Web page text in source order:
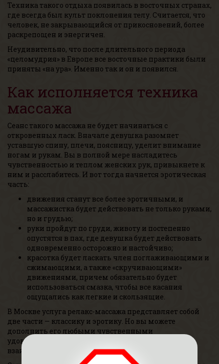
Техника такого отдыха появилась в восточных странах,
где всегда был культ поклонения телу. Считается, что
человек, не закрывающийся от прикосновений, более
раскрепощен и энергичен.
Неудивительно, что после длительного периода
«целомудрия» в Европе все восточные практики были
приняты «на ура». Именно так и он и появился.
Как исполняется техника
массажа
Сеанс такого массажа не будет начинаться с
откровенных ласк. Вначале девушка разомнет
уставшую спину, плечи, поясницу, уделит внимание
ногам и рукам. Вы в полной мере насладитесь
чувственностью и теплом женских рук, привыкнете к
ним и расслабитесь. И вот тогда начнется эротическая
часть:
движения станут все более эротичными, и
массажистка будет действовать не только руками,
но и грудью;
руки пройдут по груди, животу и постепенно
опустятся в пах, где девушка будет действовать
одновременно осторожно и настойчиво;
красотка будет ласкать член поглаживающими и
сжимающими, а также «скручивающими»
движениями, причем обязательно будет
использоваться смазка, чтобы все касания
ощущались как легкие и скользящие.
В Москве услуга релакс-массажа представляет собой
две части — классику и эротику. Но вы можете
дополнить его любыми чувственными
удовольствиями — шоу, играми в переодевание,
взаимными ласками.